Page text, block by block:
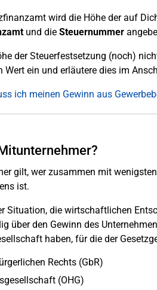
wird die Höhe der auf
und die Steuernummer
der Steuerfestsetzung (noch)
Wert ein und erläutere dies im
ich meinen Gewinn aus
gilt, wer zusammen mit
ist.
Situation, die wirtschaftlichen
über den Gewinn des
haben, für die der
Rechts (GbR)
(OHG)